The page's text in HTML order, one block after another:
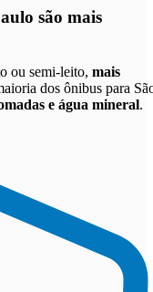
são mais
ou semi-leito, mais
dos ônibus para
e água mineral.